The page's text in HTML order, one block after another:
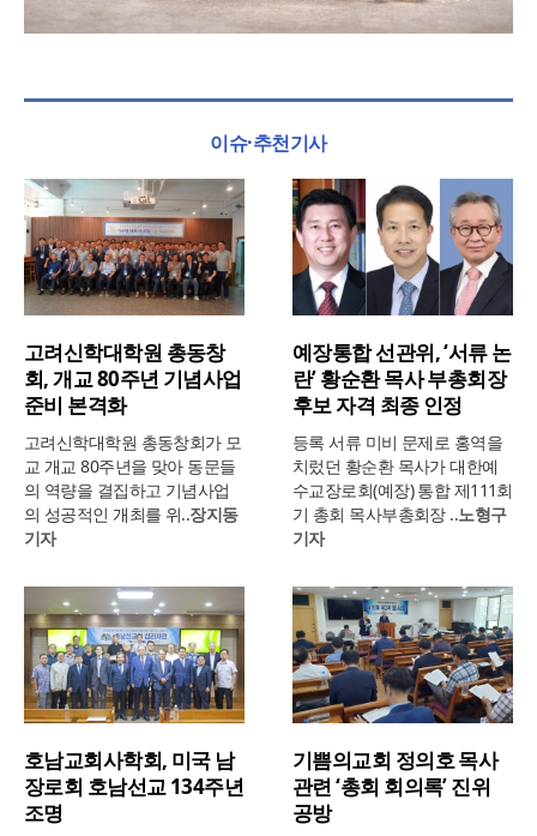
이슈·추천기사
고려신학대학원 총동창
회, 개교 80주년 기념사업
준비 본격화
고려신학대학원 총동창회가 모
교 개교 80주년을 맞아 동문들
의 역량을 결집하고 기념사업
의 성공적인 개최를 위..장지동
기자
예장통합 선관위, ‘서류 논
란’ 황순환 목사 부총회장
후보 자격 최종 인정
등록 서류 미비 문제로 홍역을
치렀던 황순환 목사가 대한예
수교장로회(예장) 통합 제111회
기 총회 목사부총회장 ..노형구
기자
호남교회사학회, 미국 남
장로회 호남선교 134주년
조명
기쁨의교회 정의호 목사
관련 ‘총회 회의록’ 진위
공방